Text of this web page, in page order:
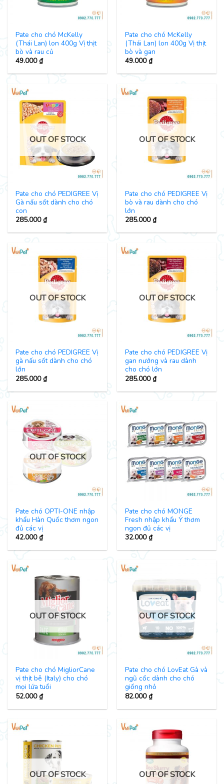
Pate cho chó McKelly
(Thái Lan) lon 400g Vị thịt
bò và rau củ
49.000₫
Pate cho chó McKelly
(Thái Lan) lon 400g Vị thịt
bò và gan
49.000₫
OUT OF STOCK
Pate cho chó PEDIGREE Vị
Gà nấu sốt dành cho chó
con
285.000₫
OUT OF STOCK
Pate cho chó PEDIGREE Vị
bò và rau dành cho chó
lớn
285.000₫
OUT OF STOCK
Pate cho chó PEDIGREE Vị
gà nấu sốt dành cho chó
lớn
285.000₫
OUT OF STOCK
Pate cho chó PEDIGREE Vị
gan nướng và rau dành
cho chó lớn
285.000₫
OUT OF STOCK
Pate chó OPTI-ONE nhập
khẩu Hàn Quốc thơm ngon
đủ các vị
42.000₫
Pate cho chó MONGE
Fresh nhập khẩu Ý thơm
ngon đủ các vị
32.000₫
OUT OF STOCK
Pate cho chó MigliorCane
vị thịt bê (Italy) cho chó
mọi lứa tuổi
52.000₫
OUT OF STOCK
Pate cho chó LovEat Gà và
ngũ cốc dành cho chó
giống nhỏ
82.000₫
OUT OF STOCK OUT OF STOCK